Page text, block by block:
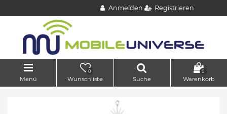
Anmelden Registrieren
Menü
0
Wunschliste Suche
0
Warenkorb